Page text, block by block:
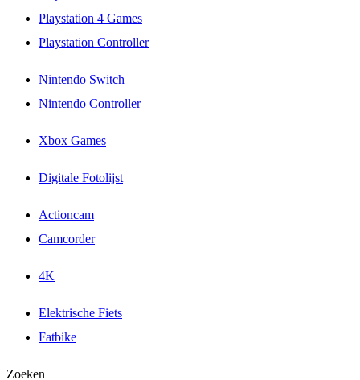
Playstation 4 Games
Playstation Controller
Nintendo Switch
Nintendo Controller
Xbox Games
Digitale Fotolijst
Actioncam
Camcorder
4K
Elektrische Fiets
Fatbike
Zoeken